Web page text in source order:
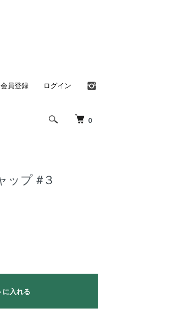
0
員登録 ログイン
ップ #３
に入れる